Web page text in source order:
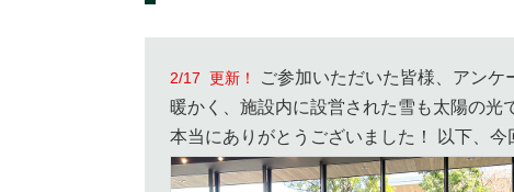
2/17 更新！
ご参加いただいた皆様、アン
暖かく、施設内に設営された雪も太陽の光
本当にありがとうございました！ 以下、今